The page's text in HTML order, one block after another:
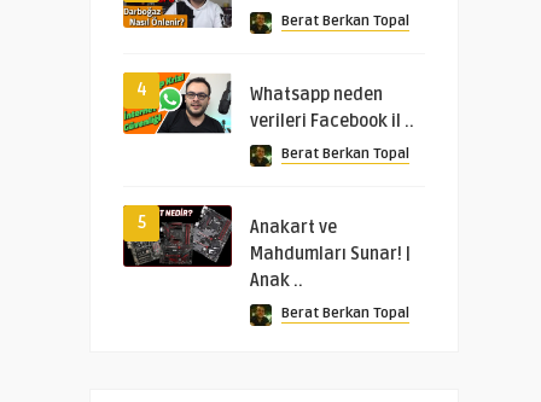
Berat Berkan Topal
4
Whatsapp neden
verileri Facebook il ..
Berat Berkan Topal
5
Anakart ve
Mahdumları Sunar! |
Anak ..
Berat Berkan Topal